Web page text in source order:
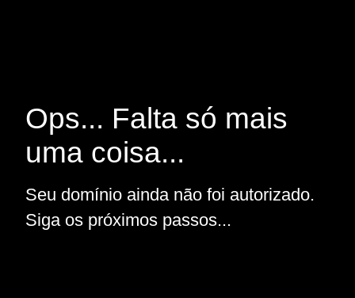
Ops... Falta só mais
uma coisa...
Seu domínio ainda não foi autorizado.
Siga os próximos passos...